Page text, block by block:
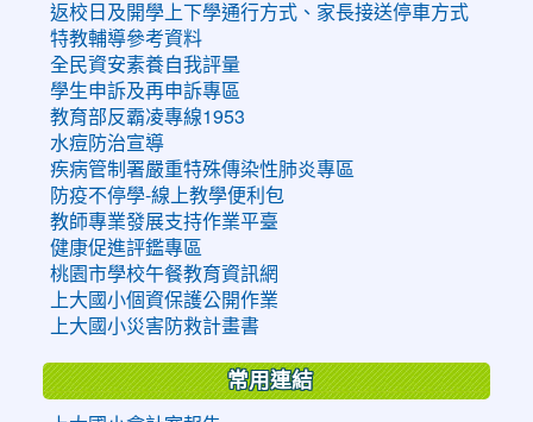
返校日及開學上下學通行方式、家長接送停車方式
特教輔導參考資料
全民資安素養自我評量
學生申訴及再申訴專區
教育部反霸凌專線1953
水痘防治宣導
疾病管制署嚴重特殊傳染性肺炎專區
防疫不停學-線上教學便利包
教師專業發展支持作業平臺
健康促進評鑑專區
桃園市學校午餐教育資訊網
上大國小個資保護公開作業
上大國小災害防救計畫書
常用連結